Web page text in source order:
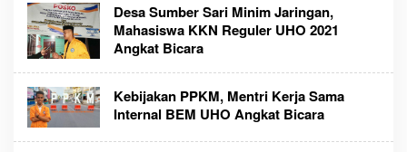
Desa Sumber Sari Minim Jaringan,
Mahasiswa KKN Reguler UHO 2021
Angkat Bicara
Kebijakan PPKM, Mentri Kerja Sama
Internal BEM UHO Angkat Bicara